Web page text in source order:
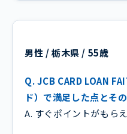
男性 / 栃木県 / 55歳
Q. JCB CARD LOAN
ド）で満足した点とそ
A. すぐポイントがもら